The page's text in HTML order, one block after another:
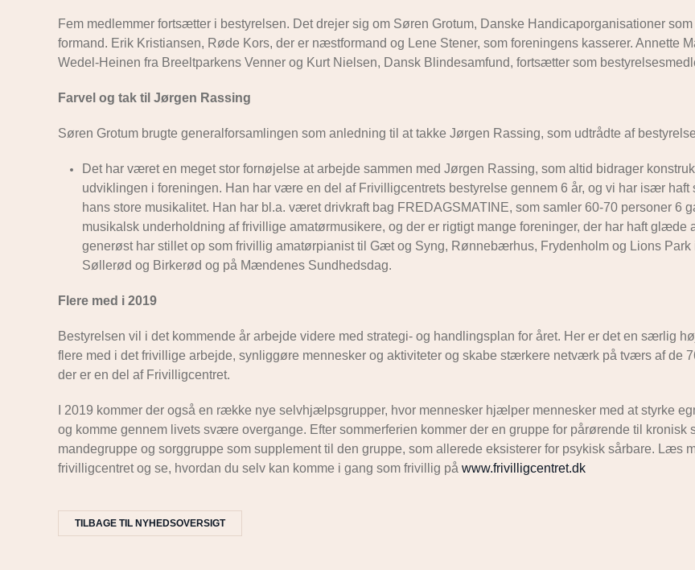
Fem medlemmer fortsætter i bestyrelsen. Det drejer sig om Søren Grotum, Danske Handicaporganisationer
formand. Erik Kristiansen, Røde Kors, der er næstformand og Lene Stener, som foreningens kasserer. Annette
Wedel-Heinen fra Breeltparkens Venner og Kurt Nielsen, Dansk Blindesamfund, fortsætter som
Farvel og tak til Jørgen Rassing
Søren Grotum brugte generalforsamlingen som anledning til at takke Jørgen Rassing, som udtrådte af
Det har været en meget stor fornøjelse at arbejde sammen med Jørgen Rassing, som altid bidrager
udviklingen i foreningen. Han har være en del af Frivilligcentrets bestyrelse gennem 6 år, og vi har især
hans store musikalitet. Han har bl.a. været drivkraft bag FREDAGSMATINE, som samler 60-70 personer 6
musikalsk underholdning af frivillige amatørmusikere, og der er rigtigt mange foreninger, der har haft glæde
generøst har stillet op som frivillig amatørpianist til Gæt og Syng, Rønnebærhus, Frydenholm og Lions Park
Søllerød og Birkerød og på Mændenes Sundhedsdag.
Flere med i 2019
Bestyrelsen vil i det kommende år arbejde videre med strategi- og handlingsplan for året. Her er det en særlig
flere med i det frivillige arbejde, synliggøre mennesker og aktiviteter og skabe stærkere netværk på tværs af de
der er en del af Frivilligcentret.
I 2019 kommer der også en række nye selvhjælpsgrupper, hvor mennesker hjælper mennesker med at styrke
og komme gennem livets svære overgange. Efter sommerferien kommer der en gruppe for pårørende til kronisk
mandegruppe og sorggruppe som supplement til den gruppe, som allerede eksisterer for psykisk sårbare. Læs
frivilligcentret og se, hvordan du selv kan komme i gang som frivillig på www.frivilligcentret.dk
TILBAGE TIL NYHEDSOVERSIGT